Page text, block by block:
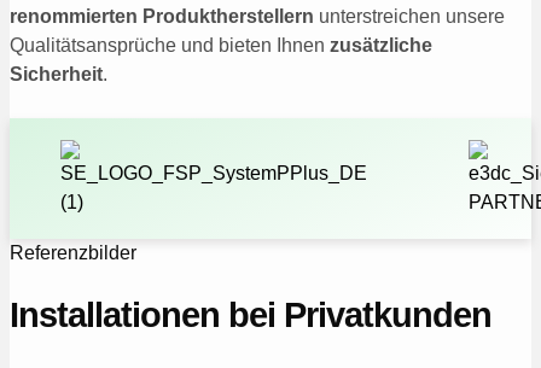
renommierten Produktherstellern unterstreichen unsere
Qualitätsansprüche und bieten Ihnen zusätzliche
Sicherheit.
Referenzbilder
Installationen bei Privatkunden